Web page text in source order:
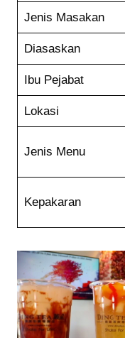
Jenis Masakan
Diasaskan
Ibu Pejabat
Lokasi
Jenis Menu
Kepakaran